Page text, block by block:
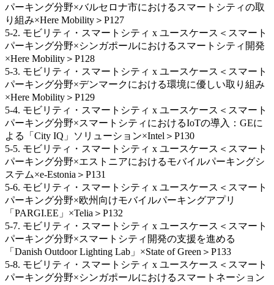
パーキング分野×バルセロナ市におけるスマートシティの取
り組み×Here Mobility＞P127
5-2. モビリティ・スマートシティ x ユースケース＜スマート
パーキング分野×シンガポールにおけるスマートシティ開発
×Here Mobility＞P128
5-3. モビリティ・スマートシティ x ユースケース＜スマート
パーキング分野×デンマークにおける環境に優しい取り組み
×Here Mobility＞P129
5-4. モビリティ・スマートシティ x ユースケース＜スマート
パーキング分野×スマートシティにおけるIoTの導入：GEに
よる「City IQ」ソリューション×Intel＞P130
5-5. モビリティ・スマートシティ x ユースケース＜スマート
パーキング分野×エストニアにおけるモバイルパーキングシ
ステム×e-Estonia＞P131
5-6. モビリティ・スマートシティ x ユースケース＜スマート
パーキング分野×欧州向けモバイルパーキングアプリ
「PARGI.EE」×Telia＞P132
5-7. モビリティ・スマートシティ x ユースケース＜スマート
パーキング分野×スマートシティ開発の支援を進める
「Danish Outdoor Lighting Lab」×State of Green＞P133
5-8. モビリティ・スマートシティ x ユースケース＜スマート
パーキング分野×シンガポールにおけるスマートネーション